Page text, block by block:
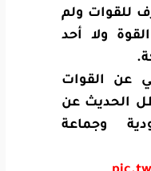
للقوات ولم
ولا أحد
عن القوات
الحديث عن
وجماعة